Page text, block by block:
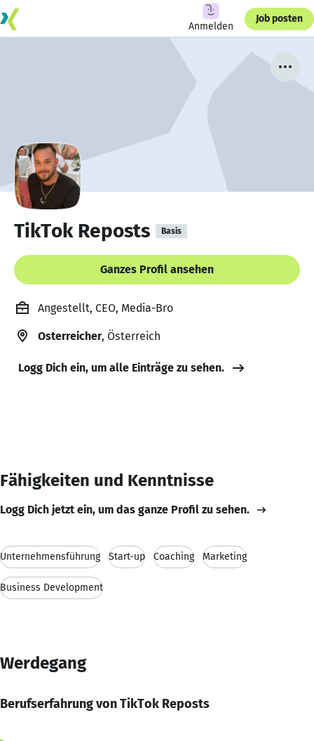
Anmelden
Job posten
TikTok Reposts Basis
Ganzes Profil ansehen
Angestellt, CEO, Media-Bro
Osterreicher, Österreich
Logg Dich ein, um alle Einträge zu sehen.
Fähigkeiten und Kenntnisse
Logg Dich jetzt ein, um das ganze Profil zu sehen.
Unternehmensführung Start-up Coaching Marketing
Business Development
Werdegang
Berufserfahrung von TikTok Reposts